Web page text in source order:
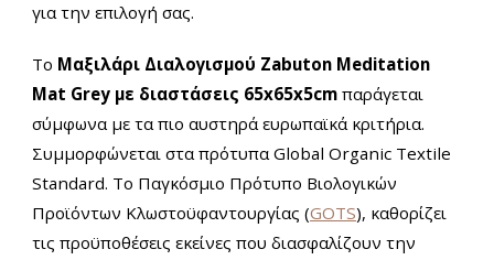
για την επιλογή σας.
Το Μαξιλάρι Διαλογισμού Zabuton Meditation
Mat Grey με διαστάσεις 65x65x5cm παράγεται
σύμφωνα με τα πιο αυστηρά ευρωπαϊκά κριτήρια.
Συμμορφώνεται στα πρότυπα Global Organic Textile
Standard. Το Παγκόσμιο Πρότυπο Βιολογικών
Προϊόντων Κλωστοϋφαντουργίας (GOTS), καθορίζει
τις προϋποθέσεις εκείνες που διασφαλίζουν την